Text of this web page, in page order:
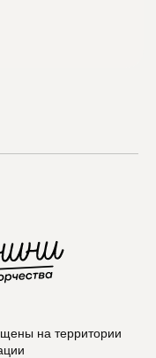
на территории